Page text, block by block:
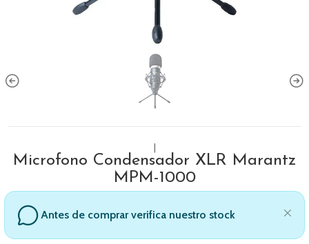
Microfono Condensador XLR Marantz
MPM-1000
Antes de comprar verifica nuestro stock